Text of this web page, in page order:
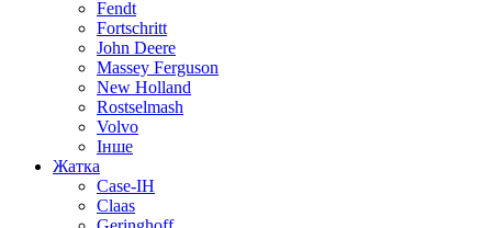
Fendt
Fortschritt
John Deere
Massey Ferguson
New Holland
Rostselmash
Volvo
Інше
Жатка
Case-IH
Claas